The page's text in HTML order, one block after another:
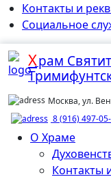
Контакты и
Социальное
Храм
Москва, ул.
8 (916) 497-
О Храме
Контакты